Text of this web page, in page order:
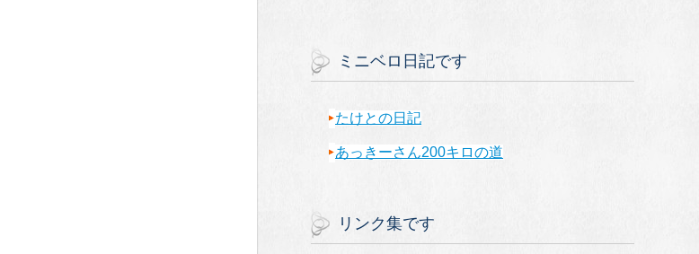
ミニベロ日記です
たけとの日記
あっきーさん200キロの道
リンク集です